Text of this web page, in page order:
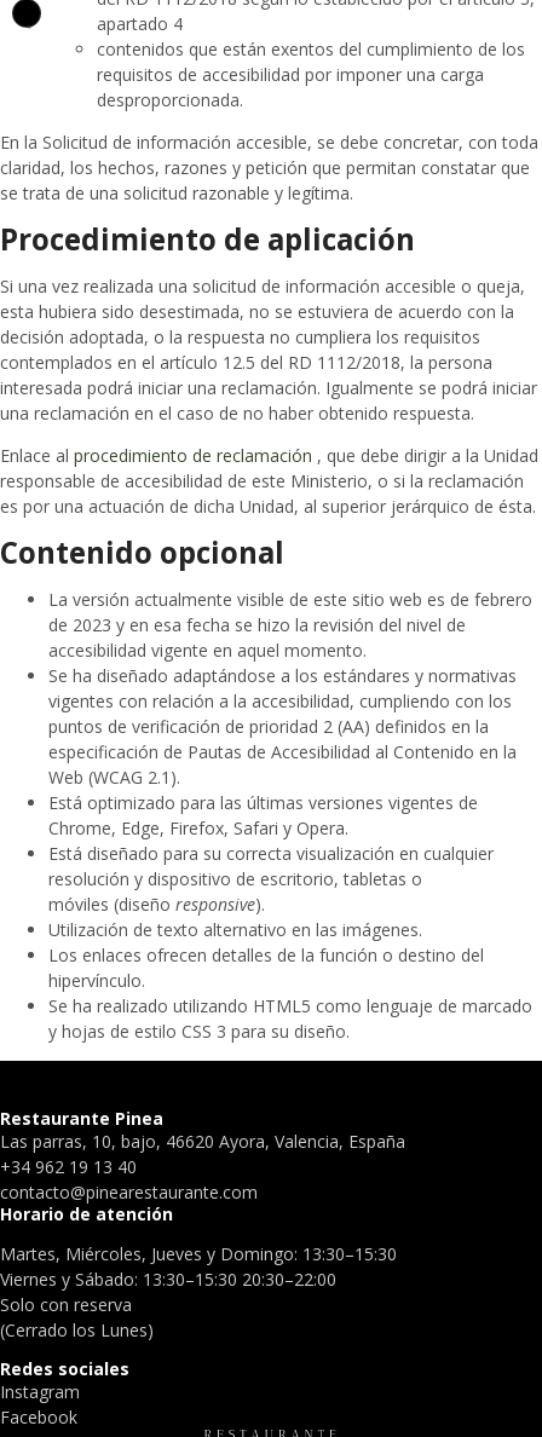
apartado 4
contenidos que están exentos del cumplimiento de los
requisitos de accesibilidad por imponer una carga
desproporcionada.
En la Solicitud de información accesible, se debe concretar, con toda
claridad, los hechos, razones y petición que permitan constatar que
se trata de una solicitud razonable y legítima.
Procedimiento de aplicación
Si una vez realizada una solicitud de información accesible o queja,
esta hubiera sido desestimada, no se estuviera de acuerdo con la
decisión adoptada, o la respuesta no cumpliera los requisitos
contemplados en el artículo 12.5 del RD 1112/2018, la persona
interesada podrá iniciar una reclamación. Igualmente se podrá iniciar
una reclamación en el caso de no haber obtenido respuesta.
Enlace al procedimiento de reclamación , que debe dirigir a la Unidad
responsable de accesibilidad de este Ministerio, o si la reclamación
es por una actuación de dicha Unidad, al superior jerárquico de ésta.
Contenido opcional
La versión actualmente visible de este sitio web es de febrero
de 2023 y en esa fecha se hizo la revisión del nivel de
accesibilidad vigente en aquel momento.
Se ha diseñado adaptándose a los estándares y normativas
vigentes con relación a la accesibilidad, cumpliendo con los
puntos de verificación de prioridad 2 (AA) definidos en la
especificación de Pautas de Accesibilidad al Contenido en la
Web (WCAG 2.1).
Está optimizado para las últimas versiones vigentes de
Chrome, Edge, Firefox, Safari y Opera.
Está diseñado para su correcta visualización en cualquier
resolución y dispositivo de escritorio, tabletas o
móviles (diseño responsive).
Utilización de texto alternativo en las imágenes.
Los enlaces ofrecen detalles de la función o destino del
hipervínculo.
Se ha realizado utilizando HTML5 como lenguaje de marcado
y hojas de estilo CSS 3 para su diseño.
Restaurante Pinea
Las parras, 10, bajo, 46620 Ayora, Valencia, España
+34 962 19 13 40
contacto@pinearestaurante.com
Horario de atención
Martes, Miércoles, Jueves y Domingo: 13:30–15:30
Viernes y Sábado: 13:30–15:30 20:30–22:00
Solo con reserva
(Cerrado los Lunes)
Redes sociales
Instagram
Facebook